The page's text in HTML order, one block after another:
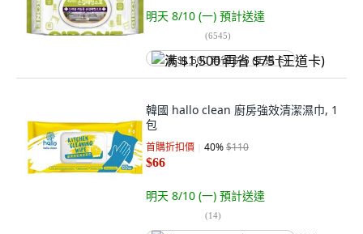
明天 8/10 (一) 預計送達
(6545)
满 $1,500 再省 $75 (王道卡)
韓國 hallo clean 廚房強效清潔濕巾, 1
包
首購折扣價 40%$110
$66
明天 8/10 (一) 預計送達
(14)